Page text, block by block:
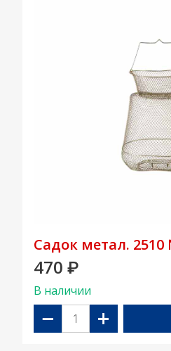
Садок метал. 2510
470 ₽
В наличии
− +